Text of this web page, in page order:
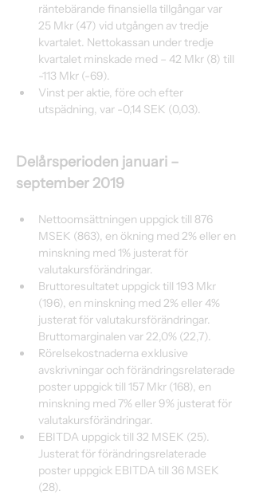
räntebärande finansiella tillgångar var
25 Mkr (47) vid utgången av tredje
kvartalet. Nettokassan under tredje
kvartalet minskade med – 42 Mkr (8) till
-113 Mkr (-69).
Vinst per aktie, före och efter
utspädning, var -0,14 SEK (0,03).
Delårsperioden januari –
september 2019
Nettoomsättningen uppgick till 876
MSEK (863), en ökning med 2% eller en
minskning med 1% justerat för
valutakursförändringar.
Bruttoresultatet uppgick till 193 Mkr
(196), en minskning med 2% eller 4%
justerat för valutakursförändringar.
Bruttomarginalen var 22,0% (22,7).
Rörelsekostnaderna exklusive
avskrivningar och förändringsrelaterade
poster uppgick till 157 Mkr (168), en
minskning med 7% eller 9% justerat för
valutakursförändringar.
EBITDA uppgick till 32 MSEK (25).
Justerat för förändringsrelaterade
poster uppgick EBITDA till 36 MSEK
(28).